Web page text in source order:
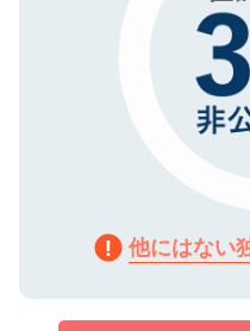
他にはない